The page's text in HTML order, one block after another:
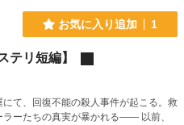
お気に入り追加 1
テリ短編】
て、回復不能の殺人事件が起こる。救
たちの真実が暴かれる―― 以前、